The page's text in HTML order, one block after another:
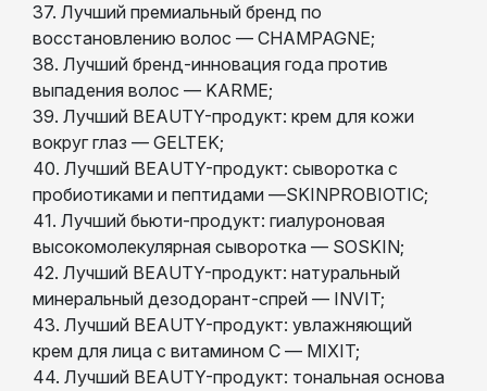
37. Лучший премиальный бренд по
восстановлению волос — CHAMPAGNE;
38. Лучший бренд-инновация года против
выпадения волос — KARME;
39. Лучший BEAUTY-продукт: крем для кожи
вокруг глаз — GELTEK;
40. Лучший BEAUTY-продукт: сыворотка с
пробиотиками и пептидами —SKINPROBIOTIC;
41. Лучший бьюти-продукт: гиалуроновая
высокомолекулярная сыворотка — SOSKIN;
42. Лучший BEAUTY-продукт: натуральный
минеральный дезодорант-спрей — INVIT;
43. Лучший BEAUTY-продукт: увлажняющий
крем для лица с витамином С — MIXIT;
44. Лучший BEAUTY-продукт: тональная основа